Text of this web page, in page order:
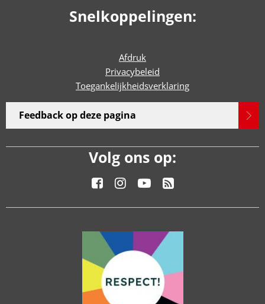
Snelkoppelingen:
Afdruk
Privacybeleid
Toegankelijkheidsverklaring
Feedback op deze pagina
Volg ons op: